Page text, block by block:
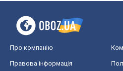
Про компанію
Правова інформація